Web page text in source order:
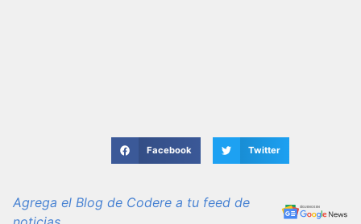
Facebook Twitter
Agrega el Blog de Codere a tu feed de